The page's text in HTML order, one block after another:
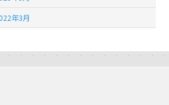
年3月